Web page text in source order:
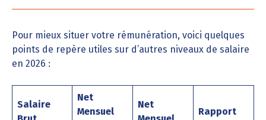
Pour mieux situer votre rémunération, voici quelques
points de repère utiles sur d’autres niveaux de salaire
en 2026 :
Salaire
Net
Mensuel
Net
Rapport